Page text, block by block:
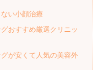
い小顔治療
おすすめ厳選クリニッ
が安くて人気の美容外